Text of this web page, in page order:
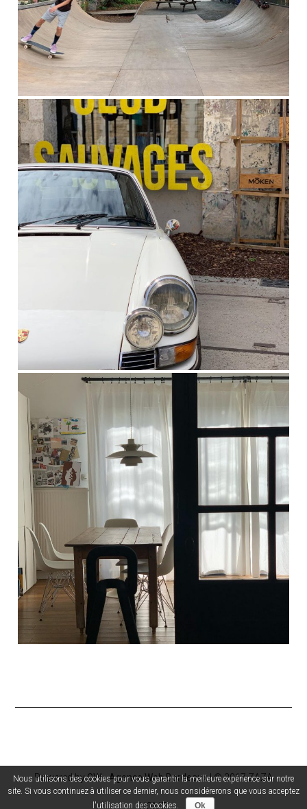
Powered byGW - Agence Web Bordeaux| © 2017 ZAZA
HOME.
Nous utilisons des cookies pour vous garantir la meilleure expérience sur notre
site. Si vous continuez à utiliser ce dernier, nous considérerons que vous acceptez
l'utilisation des cookies.
Ok